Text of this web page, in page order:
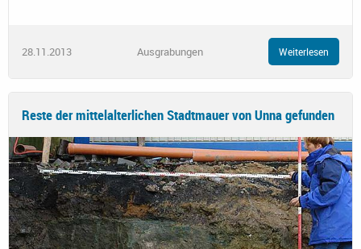
28.11.2013 Ausgrabungen Weiterlesen
Reste der mittelalterlichen Stadtmauer von Unna gefunden